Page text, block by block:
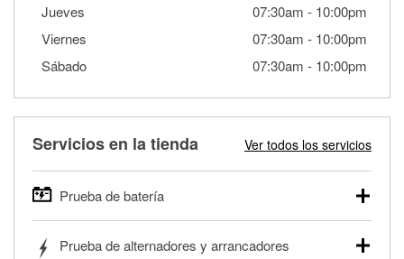
Jueves
07:30am - 10:00pm
Viernes
07:30am - 10:00pm
Sábado
07:30am - 10:00pm
Servicios en la tienda Ver todos los servicios
Prueba de batería
autos, camionetas, SUVs, vehículos comerciales y
Prueba de alternadores y arrancadores